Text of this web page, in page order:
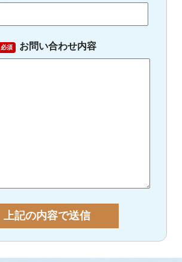
必須 お問い合わせ内容